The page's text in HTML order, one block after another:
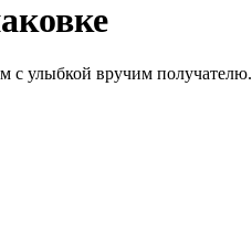
с улыбкой вручим получателю.